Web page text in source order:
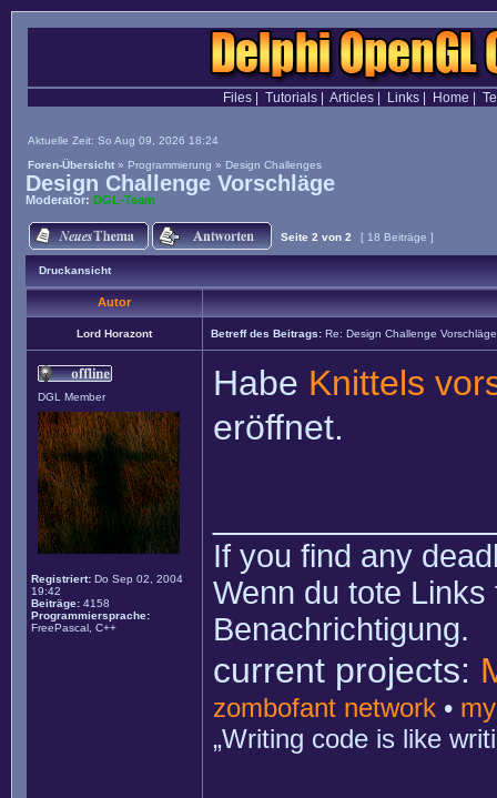
Files| Tutorials| Articles| Links| Home
Aktuelle Zeit: So Aug 09, 2026 18:24
Foren-Übersicht » Programmierung » Design Challenges
Design Challenge Vorschläge
Moderator: DGL-Team
Seite 2 von 2 [ 18 Beiträge ]
Druckansicht
Autor
Lord Horazont Betreff des Beitrags: Re: Design Challenge Vorschläge
DGL Member
Registriert: Do Sep 02, 2004
19:42
Beiträge: 4158
Programmiersprache:
FreePascal, C++
Habe Knittels
eröffnet.
If you find any
Wenn du tote
Benachrichtigung.
current projects:
zombofant network •
„Writing code is like